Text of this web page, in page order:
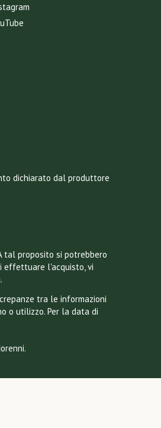
dichiarato dal produttore
tal proposito si potrebbero
effettuare l'acquisto, vi
tra le informazioni
o utilizzo. Per la data di